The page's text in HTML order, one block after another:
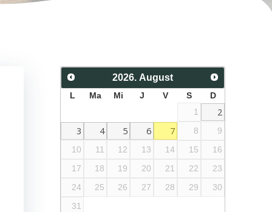
2026. August
L Ma Mi J V S
D
1
2
3
4 5 6 7 8
9
10
11 12 13 14 15
16
17
18 19 20 21 22
23
24
25 26 27 28 29
30
31